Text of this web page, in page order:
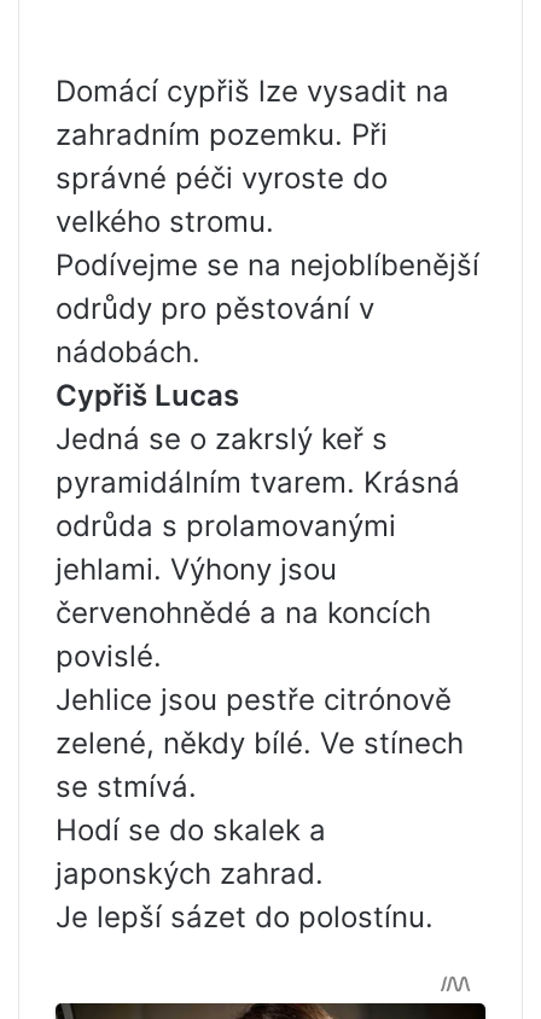
Domácí cypřiš lze vysadit na
zahradním pozemku. Při
správné péči vyroste do
velkého stromu.
Podívejme se na nejoblíbenější
odrůdy pro pěstování v
nádobách.
Cypřiš Lucas
Jedná se o zakrslý keř s
pyramidálním tvarem. Krásná
odrůda s prolamovanými
jehlami. Výhony jsou
červenohnědé a na koncích
povislé.
Jehlice jsou pestře citrónově
zelené, někdy bílé. Ve stínech
se stmívá.
Hodí se do skalek a
japonských zahrad.
Je lepší sázet do polostínu.